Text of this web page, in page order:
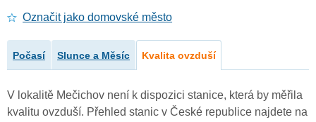
Označit jako domovské město
Počasí Slunce a Měsíc Kvalita ovzduší
V lokalitě Mečichov není k dispozici stanice, která by měřila
kvalitu ovzduší. Přehled stanic v České republice najdete na